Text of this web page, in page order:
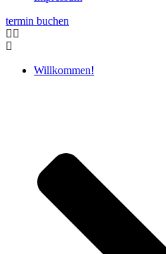
termin buchen
Willkommen!